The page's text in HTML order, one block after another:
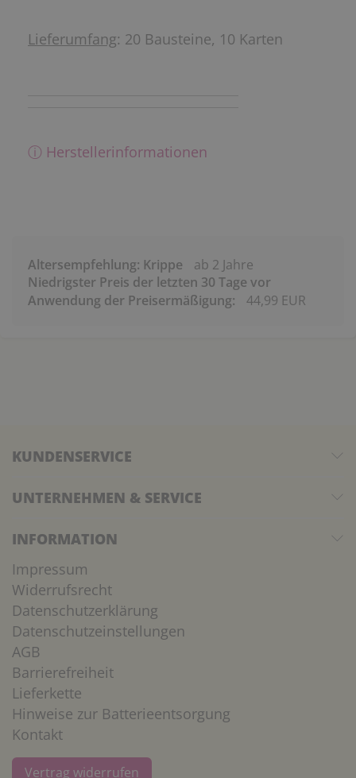
Lieferumfang: 20 Bausteine, 10 Karten
ⓘ Herstellerinformationen
Altersempfehlung: Krippe
ab 2 Jahre
Niedrigster Preis der letzten 30 Tage vor
Anwendung der Preisermäßigung:
44,99 EUR
KUNDENSERVICE
UNTERNEHMEN & SERVICE
INFORMATION
Impressum
Widerrufsrecht
Datenschutzerklärung
Datenschutzeinstellungen
AGB
Barrierefreiheit
Lieferkette
Hinweise zur Batterieentsorgung
Kontakt
Vertrag widerrufen